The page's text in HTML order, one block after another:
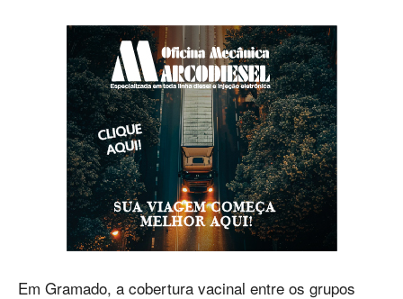
Em Gramado, a cobertura vacinal entre os grupos